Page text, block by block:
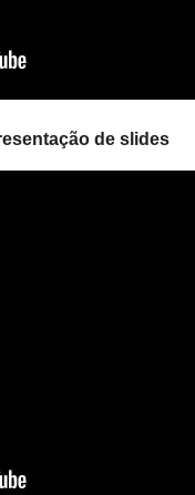
de slides